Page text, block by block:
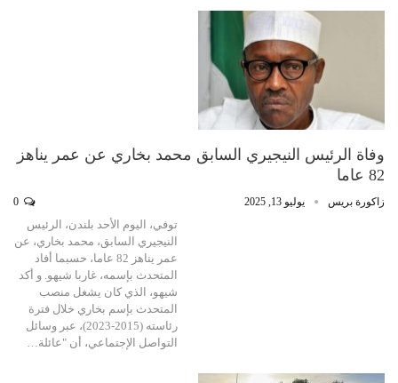
وفاة الرئيس النيجيري السابق محمد بخاري عن عمر يناهز
82 عاما
زاكورة بريس يوليو 13, 2025
توفي، اليوم الأحد بلندن، الرئيس
النيجيري السابق، محمد بخاري، عن
عمر يناهز 82 عاما، حسبما أفاد
المتحدث بإسمه، غاربا شيهو. و أكد
شيهو، الذي كان يشغل منصب
المتحدث بإسم بخاري خلال فترة
رئاسته (2015-2023)، عبر وسائل
التواصل الإجتماعي، أن "عائلة…